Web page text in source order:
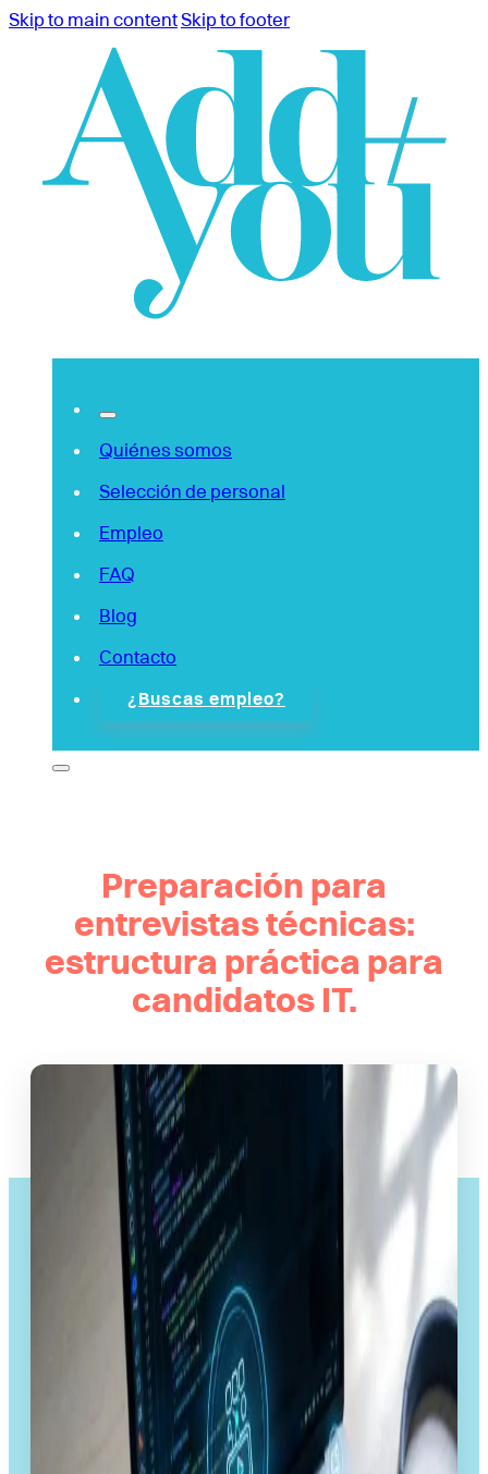
Skip to main contentSkip to footer
Quiénes somos
Selección de personal
Empleo
FAQ
Blog
Contacto
¿Buscas empleo?
Preparación para
entrevistas técnicas:
estructura práctica para
candidatos IT.